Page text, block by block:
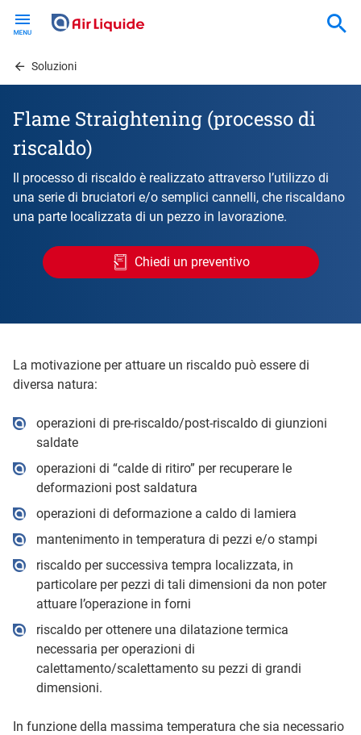
contentSoluzioni
Flame Straightening (processo di
riscaldo)
Il processo di riscaldo è realizzato attraverso l’utilizzo di
una serie di bruciatori e/o semplici cannelli, che riscaldano
una parte localizzata di un pezzo in lavorazione.
Chiedi un preventivo
La motivazione per attuare un riscaldo può essere di
diversa natura:
operazioni di pre-riscaldo/post-riscaldo di giunzioni
saldate
operazioni di “calde di ritiro” per recuperare le
deformazioni post saldatura
operazioni di deformazione a caldo di lamiera
mantenimento in temperatura di pezzi e/o stampi
riscaldo per successiva tempra localizzata, in
particolare per pezzi di tali dimensioni da non poter
attuare l’operazione in forni
riscaldo per ottenere una dilatazione termica
necessaria per operazioni di
calettamento/scalettamento su pezzi di grandi
dimensioni.
In funzione della massima temperatura che sia necessario